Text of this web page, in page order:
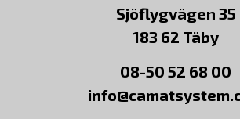
Sjöflygvägen 35
183 62 Täby
08-50 52 68 00